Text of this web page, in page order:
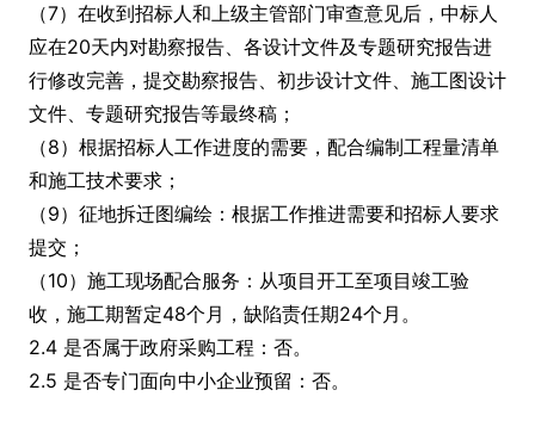
（7）在收到招标人和上级主管部门审查意见后，中标人
应在20天内对勘察报告、各设计文件及专题研究报告进
行修改完善，提交勘察报告、初步设计文件、施工图设计
文件、专题研究报告等最终稿；
（8）根据招标人工作进度的需要，配合编制工程量清单
和施工技术要求；
（9）征地拆迁图编绘：根据工作推进需要和招标人要求
提交；
（10）施工现场配合服务：从项目开工至项目竣工验
收，施工期暂定48个月，缺陷责任期24个月。
2.4 是否属于政府采购工程：否。
2.5 是否专门面向中小企业预留：否。